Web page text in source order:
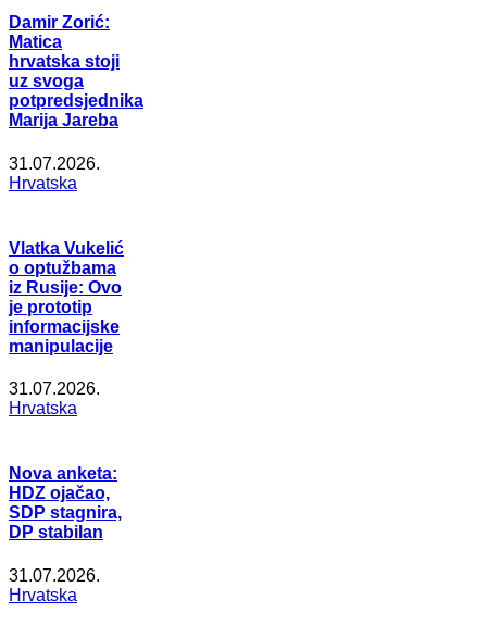
Damir Zorić:
Matica
hrvatska stoji
uz svoga
potpredsjednika
Marija Jareba
31.07.2026.
Hrvatska
Vlatka Vukelić
o optužbama
iz Rusije: Ovo
je prototip
informacijske
manipulacije
31.07.2026.
Hrvatska
Nova anketa:
HDZ ojačao,
SDP stagnira,
DP stabilan
31.07.2026.
Hrvatska